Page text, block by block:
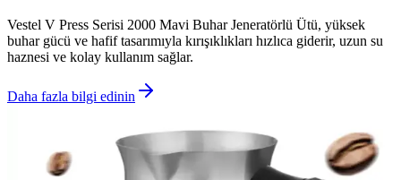
Vestel V Press Serisi 2000 Mavi Buhar Jeneratörlü Ütü, yüksek
buhar gücü ve hafif tasarımıyla kırışıklıkları hızlıca giderir, uzun su
haznesi ve kolay kullanım sağlar.
Daha fazla bilgi edinin